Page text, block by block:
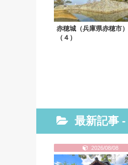
赤穂城（兵庫県赤穂市）
（４）
最新記事 -
2026/08/08